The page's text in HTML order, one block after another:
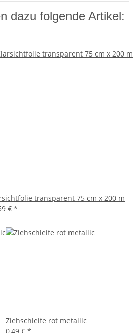
dazu folgende Artikel:
transparent 75 cm x 200 m
€ *
Ziehschleife rot metallic